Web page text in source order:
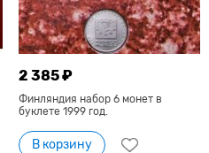
2 385 ₽
Финляндия набор 6 монет в
буклете 1999 год.
В корзину